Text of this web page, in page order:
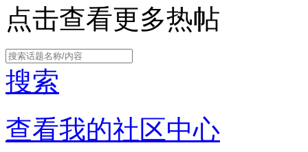
点击查看更多热帖
搜索
查看我的社区中心